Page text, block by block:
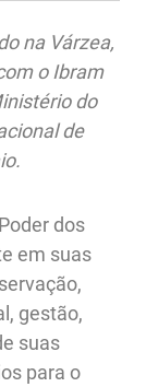
na Várzea,
o Ibram
do
de
dos
em suas
gestão,
suas
para o